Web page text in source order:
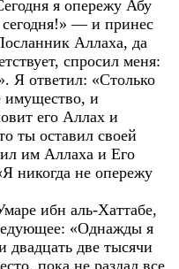
я опережу Абу
сегодня!» — и принес
Аллаха, да
спросил меня:
Я ответил: «Столько
имущество, и
его Аллах и
ты оставил своей
им Аллаха и Его
никогда не опережу
ибн аль-Хаттабе,
«Однажды я
двадцать две тысячи
пока не раздал все